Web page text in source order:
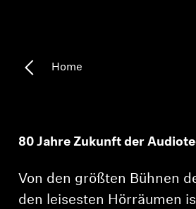
Home
80 Jahre Zukunft der
Von den größten Bühnen
den leisesten Hörräumen